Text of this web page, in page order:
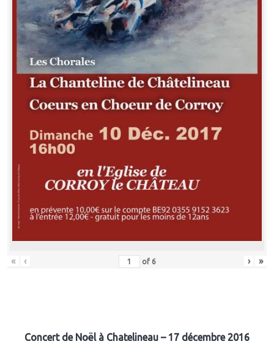
« ‹ of 6 › »
Concert de Noël à Chatelineau – 17 décembre 2016